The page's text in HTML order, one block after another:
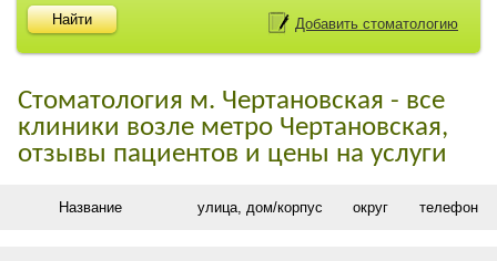
Добавить стоматологию
Стоматология м. Чертановская - все
клиники возле метро Чертановская,
отзывы пациентов и цены на услуги
Название улица, дом/корпус округ телефон